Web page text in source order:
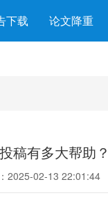
下载 论文降重
稿有多大帮助？
2025-02-13 22:01:44